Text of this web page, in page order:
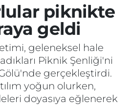
piknikte
geldi
geleneksel hale
Piknik Şenliği'ni
gerçekleştirdi.
yoğun olurken,
doyasıya eğlenerek
Durumu ve Fikstür